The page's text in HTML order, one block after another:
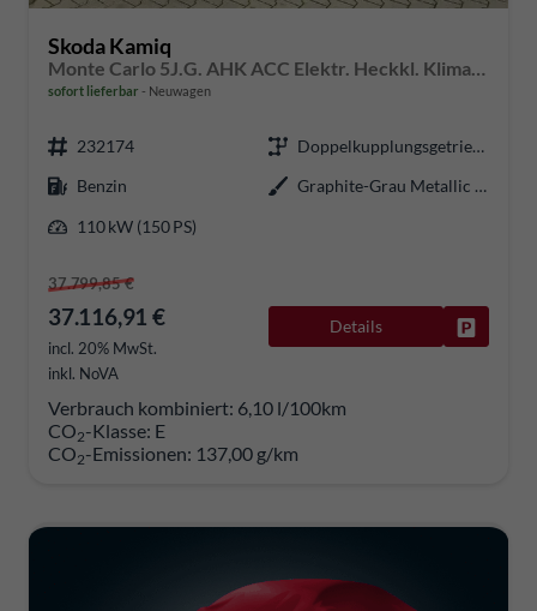
Skoda Kamiq
Monte Carlo 5J.G. AHK ACC Elektr. Heckkl. Klimaauto Virt.Cockpit Matrix Kessy PDC v+h
sofort lieferbar Neuwagen
232174
Doppelkupplungsgetriebe (DSG)
Benzin
Graphite-Grau Metallic / Color Concept Black
110 kW (150 PS)
37.799,85 €
37.116,91 €
incl. 20% MwSt.
inkl. NoVA
Details
Verbrauch kombiniert: 6,10 l/100km
CO2-Klasse: E
CO2-Emissionen: 137,00 g/km